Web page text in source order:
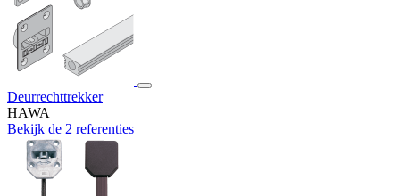
Deurrechttrekker
HAWA
Bekijk de 2 referenties